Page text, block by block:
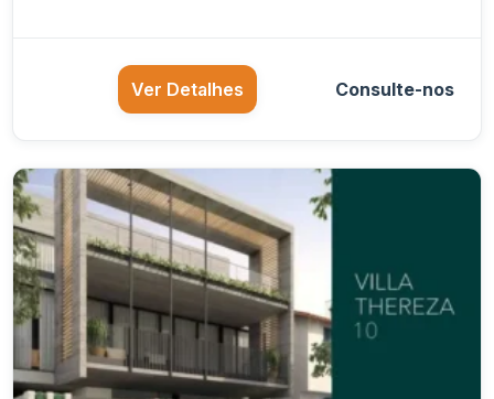
Ver Detalhes Consulte-nos